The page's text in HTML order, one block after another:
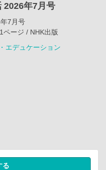
2026年7月号
7月号
ページ / NHK出版
エデュケーション
る